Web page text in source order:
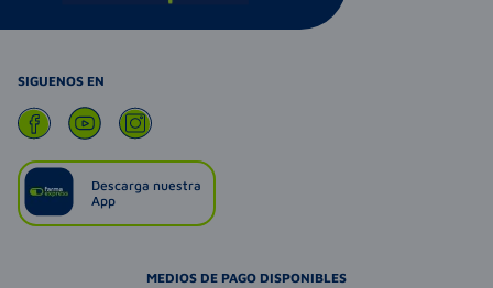
SIGUENOS EN
Descarga nuestra
App
MEDIOS DE PAGO DISPONIBLES